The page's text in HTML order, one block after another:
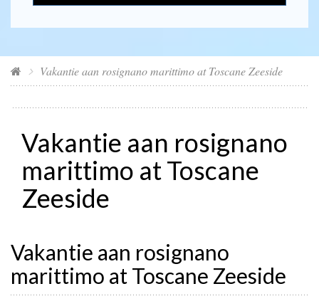
Vakantie aan rosignano marittimo at Toscane Zeeside
Vakantie aan rosignano
marittimo at Toscane
Zeeside
Vakantie aan rosignano
marittimo at Toscane Zeeside